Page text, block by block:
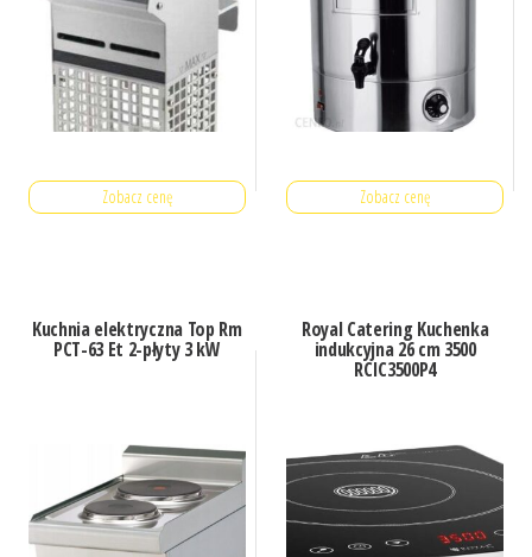
Zobacz cenę Zobacz cenę
Kuchnia elektryczna Top Rm
PCT-63 Et 2-płyty 3 kW
Royal Catering Kuchenka
indukcyjna 26 cm 3500
RCIC3500P4